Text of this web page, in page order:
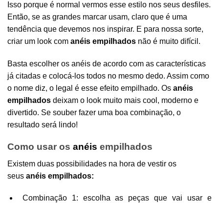
Isso porque é normal vermos esse estilo nos seus desfiles.
Então, se as grandes marcar usam, claro que é uma
tendência que devemos nos inspirar. E para nossa sorte,
criar um look com anéis empilhados não é muito difícil.
Basta escolher os anéis de acordo com as características
já citadas e colocá-los todos no mesmo dedo. Assim como
o nome diz, o legal é esse efeito empilhado. Os anéis
empilhados deixam o look muito mais cool, moderno e
divertido. Se souber fazer uma boa combinação, o
resultado será lindo!
Como usar os anéis empilhados
Existem duas possibilidades na hora de vestir os
seus anéis empilhados:
Combinação 1: escolha as peças que vai usar e